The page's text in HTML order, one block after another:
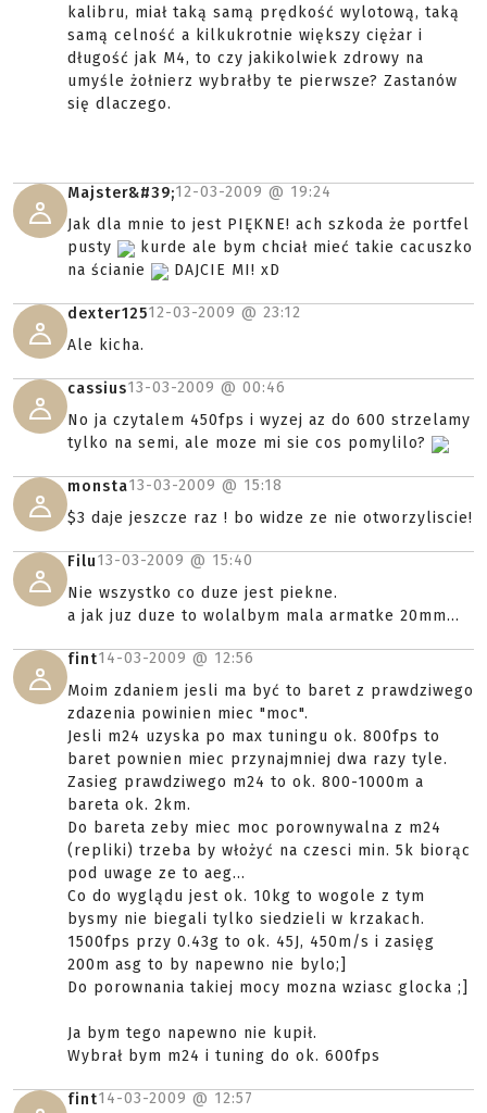
kalibru, miał taką samą prędkość wylotową, taką
samą celność a kilkukrotnie większy ciężar i
długość jak M4, to czy jakikolwiek zdrowy na
umyśle żołnierz wybrałby te pierwsze? Zastanów
się dlaczego.
Majster&#39;12-03-2009 @ 19:24
Jak dla mnie to jest PIĘKNE! ach szkoda że portfel
pusty
kurde ale bym chciał mieć takie cacuszko
na ścianie
DAJCIE MI! xD
dexter12512-03-2009 @ 23:12
Ale kicha.
cassius13-03-2009 @ 00:46
No ja czytalem 450fps i wyzej az do 600 strzelamy
tylko na semi, ale moze mi sie cos pomylilo?
monsta13-03-2009 @ 15:18
$3 daje jeszcze raz ! bo widze ze nie otworzyliscie!
Filu13-03-2009 @ 15:40
Nie wszystko co duze jest piekne.
a jak juz duze to wolalbym mala armatke 20mm...
fint14-03-2009 @ 12:56
Moim zdaniem jesli ma być to baret z prawdziwego
zdazenia powinien miec "moc".
Jesli m24 uzyska po max tuningu ok. 800fps to
baret pownien miec przynajmniej dwa razy tyle.
Zasieg prawdziwego m24 to ok. 800-1000m a
bareta ok. 2km.
Do bareta zeby miec moc porownywalna z m24
(repliki) trzeba by włożyć na czesci min. 5k biorąc
pod uwage ze to aeg...
Co do wyglądu jest ok. 10kg to wogole z tym
bysmy nie biegali tylko siedzieli w krzakach.
1500fps przy 0.43g to ok. 45J, 450m/s i zasięg
200m asg to by napewno nie bylo;]
Do porownania takiej mocy mozna wziasc glocka ;]
Ja bym tego napewno nie kupił.
Wybrał bym m24 i tuning do ok. 600fps
fint14-03-2009 @ 12:57